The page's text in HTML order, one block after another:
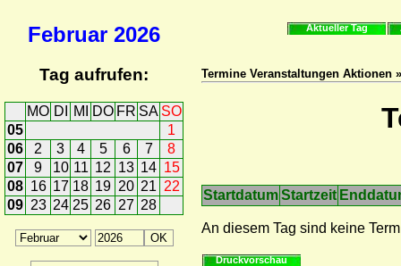
Februar 2026
Tag aufrufen:
MO DI MI DO FR SA SO
05
1
06
2 3 4 5 6 7
8
07
9 10 11 12 13 14 15
08 16 17 18 19 20 21 22
09 23 24 25 26 27 28
Aktueller Tag
Termine Veranstaltungen Aktionen
StartdatumStartzeit
An diesem Tag sind keine
Druckvorschau